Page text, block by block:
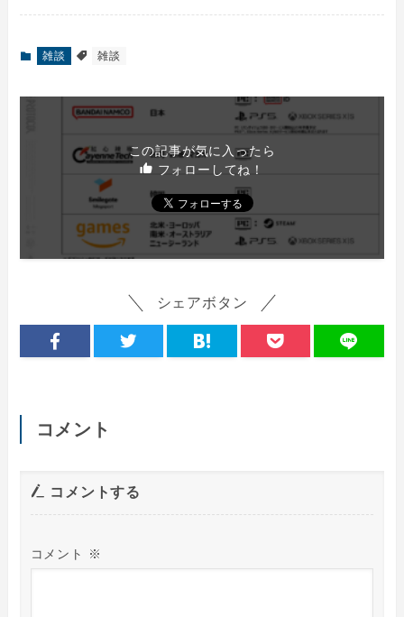
雑談 雑談
この記事が気に入ったら
フォローしてね！
シェアボタン
コメント
コメントする
コメント ※